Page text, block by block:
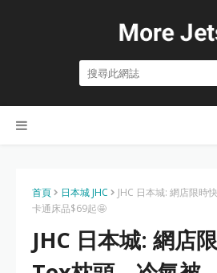
首頁 日本城 JHC
JHC 日本城: 網店限時
卡通床品$69起🤩
JHC 日本城: 網店